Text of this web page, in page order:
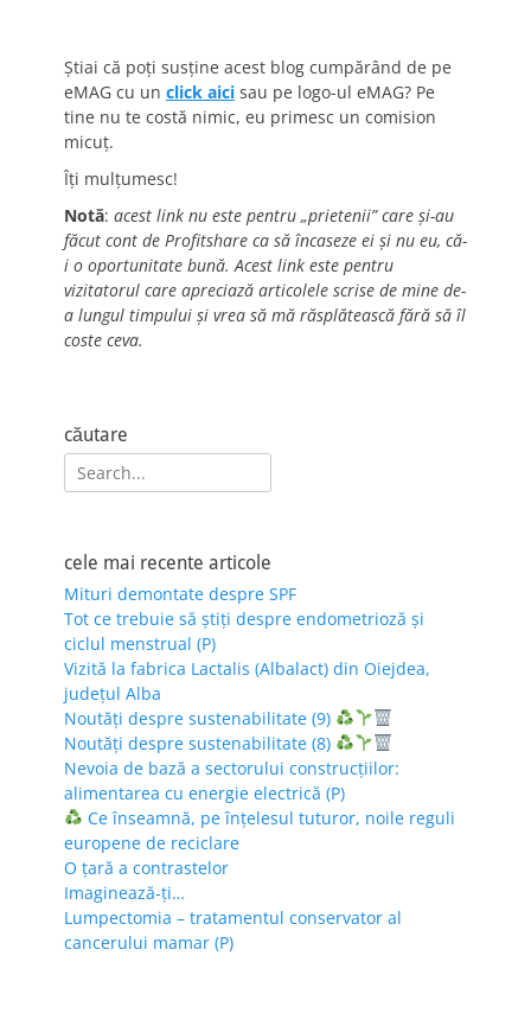
Știai că poți susține acest blog cumpărând de pe
eMAG cu un click aici sau pe logo-ul eMAG? Pe
tine nu te costă nimic, eu primesc un comision
micuț.
Îți mulțumesc!
Notă: acest link nu este pentru „prietenii” care și-au
făcut cont de Profitshare ca să încaseze ei și nu eu, că-
i o oportunitate bună. Acest link este pentru
vizitatorul care apreciază articolele scrise de mine de-
a lungul timpului și vrea să mă răsplătească fără să îl
coste ceva.
căutare
Search
for:
cele mai recente articole
Mituri demontate despre SPF
Tot ce trebuie să știți despre endometrioză și
ciclul menstrual (P)
Vizită la fabrica Lactalis (Albalact) din Oiejdea,
județul Alba
Noutăți despre sustenabilitate (9)
Noutăți despre sustenabilitate (8)
Nevoia de bază a sectorului construcțiilor:
alimentarea cu energie electrică (P)
Ce înseamnă, pe înțelesul tuturor, noile reguli
europene de reciclare
O țară a contrastelor
Imaginează-ți…
Lumpectomia – tratamentul conservator al
cancerului mamar (P)